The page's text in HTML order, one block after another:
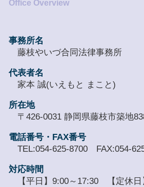
事務所名
藤枝やいづ合同法律事務所
代表者名
家本 誠(いえもと まこと)
所在地
〒426-0031 静岡県藤枝市築地
電話番号・FAX番号
TEL:054-625-8700 FAX:054-
対応時間
【平日】9:00～17:30 【定休